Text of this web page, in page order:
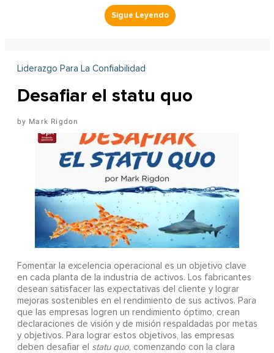
Liderazgo Para La Confiabilidad
Desafiar el statu quo
Mark Rigdon
Fomentar la excelencia operacional es un objetivo clave
en cada planta de la industria de activos. Los fabricantes
desean satisfacer las expectativas del cliente y lograr
mejoras sostenibles en el rendimiento de sus activos. Para
que las empresas logren un rendimiento óptimo, crean
declaraciones de visión y de misión respaldadas por metas
y objetivos. Para lograr estos objetivos, las empresas
deben desafiar el statu quo, comenzando con la clara